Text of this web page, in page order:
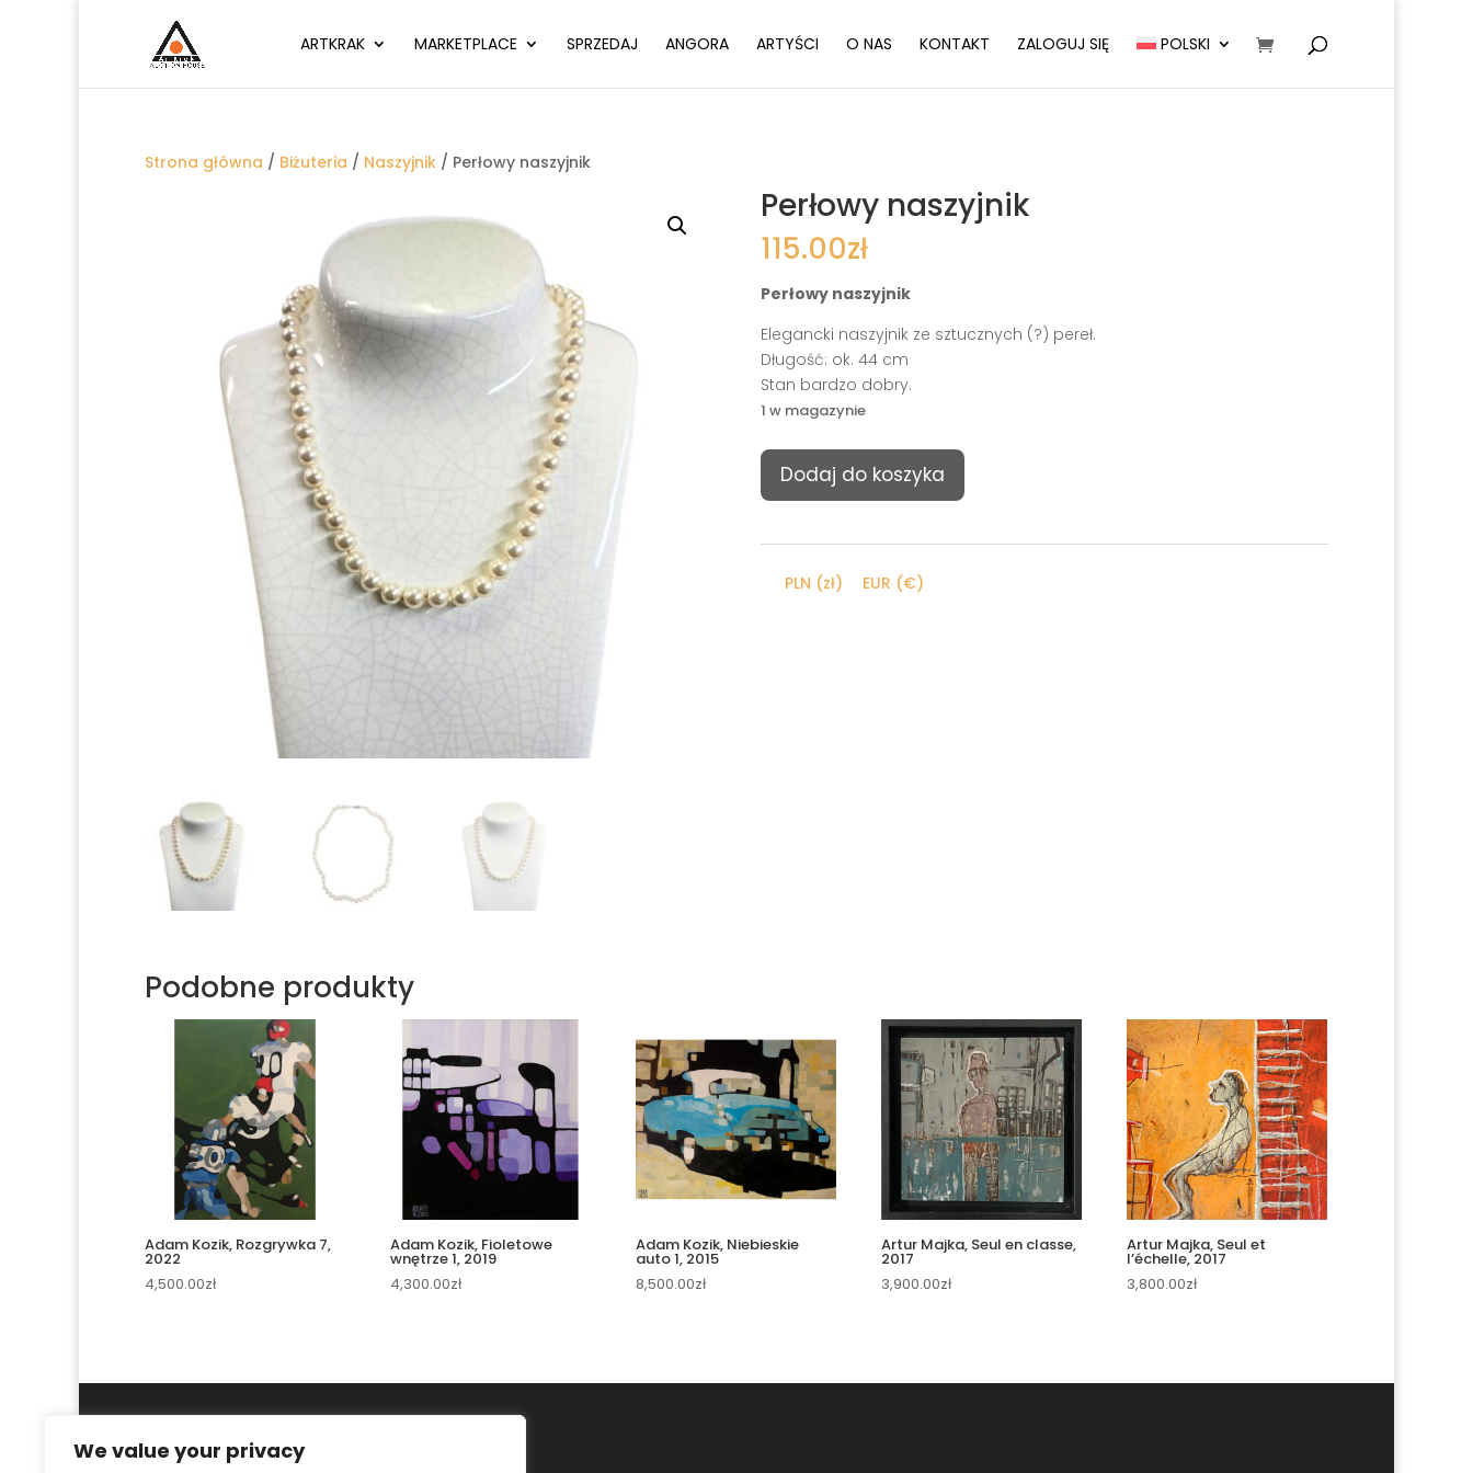
We value your privacy
ARTKRAK MARKETPLACE SPRZEDAJ ANGORA ARTYŚCI O NAS KONTAKT ZALOGUJ SIĘ POLSKI
Strona główna / Biżuteria / Naszyjnik / Perłowy naszyjnik
Perłowy naszyjnik
115.00zł
Perłowy naszyjnik
Elegancki naszyjnik ze sztucznych (?) pereł.
Długość: ok. 44 cm
Stan bardzo dobry.
1 w magazynie
ilość
Perłowy
Dodaj do koszyka
PLN (zł) EUR (€)
Podobne produkty
Adam Kozik, Rozgrywka 7,
2022
4,500.00zł
Adam Kozik, Fioletowe
wnętrze 1, 2019
4,300.00zł
Adam Kozik, Niebieskie
auto 1, 2015
8,500.00zł
Artur Majka, Seul en classe,
2017
3,900.00zł
Artur Majka, Seul et
l’échelle, 2017
3,800.00zł